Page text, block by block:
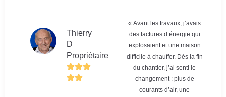
Thierry
D
Propriétaire
« Avant les travaux, j’avais
des factures d’énergie qui
explosaient et une maison
difficile à chauffer. Dès la fin
du chantier, j’ai senti le
changement : plus de
courants d’air, une